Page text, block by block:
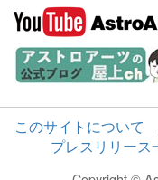
このサイトについて
プレスリリース